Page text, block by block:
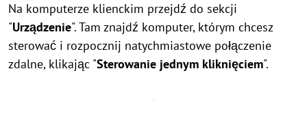
Na komputerze klienckim przejdź do sekcji
"Urządzenie". Tam znajdź komputer, którym chcesz
sterować i rozpocznij natychmiastowe połączenie
zdalne, klikając "Sterowanie jednym kliknięciem".